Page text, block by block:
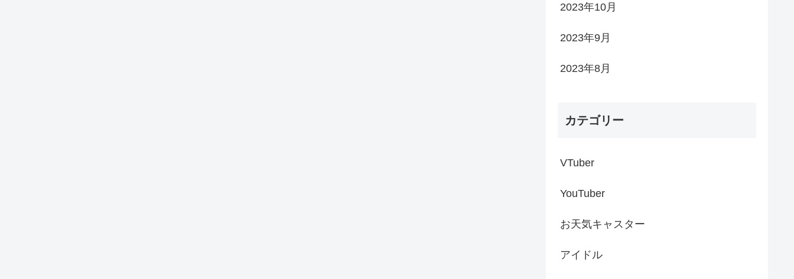
2023年10月
2023年9月
2023年8月
カテゴリー
VTuber
YouTuber
お天気キャスター
アイドル